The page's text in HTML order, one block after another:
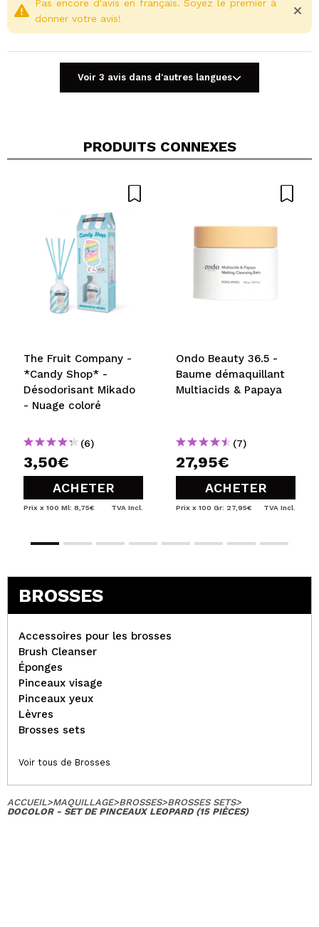
Partager une vidéo ou une photo
Recommandez-vous cet achat?
5/5
Pas encore d'avis en français. Soyez le premier à
donner votre avis!
Voir 3 avis dans d'autres langues
PRODUITS CONNEXES
The Fruit Company -
*Candy Shop* -
Désodorisant Mikado
- Nuage coloré
(6)
3,50€
ACHETER
Prix x 100 Ml: 8,75€ TVA Incl.
Ondo Beauty 36.5 -
Baume démaquillant
Multiacids & Papaya
(7)
27,95€
ACHETER
Prix x 100 Gr: 27,95€ TVA Incl.
BROSSES
Accessoires pour les brosses
Brush Cleanser
Éponges
Pinceaux visage
Pinceaux yeux
Lèvres
Brosses sets
Voir tous de Brosses
ACCUEIL>MAQUILLAGE>BROSSES>BROSSES SETS>
DOCOLOR - SET DE PINCEAUX LEOPARD (15 PIÈCES)